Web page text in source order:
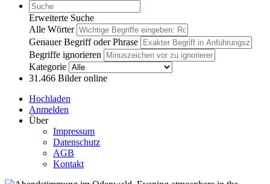
Erweiterte Suche
Alle Wörter
Genauer Begriff oder Phrase
Begriffe ignorieren
Kategorie
31.466 Bilder online
Hochladen
Anmelden
Über
Impressum
Datenschutz
AGB
Kontakt